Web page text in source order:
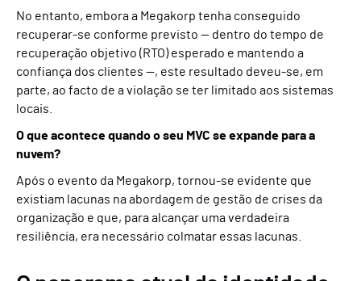
No entanto, embora a Megakorp tenha conseguido
recuperar-se conforme previsto — dentro do tempo de
recuperação objetivo (RTO) esperado e mantendo a
confiança dos clientes —, este resultado deveu-se, em
parte, ao facto de a violação se ter limitado aos sistemas
locais.
O que acontece quando o seu MVC se expande para a
nuvem?
Após o evento da Megakorp, tornou-se evidente que
existiam lacunas na abordagem de gestão de crises da
organização e que, para alcançar uma verdadeira
resiliência, era necessário colmatar essas lacunas.